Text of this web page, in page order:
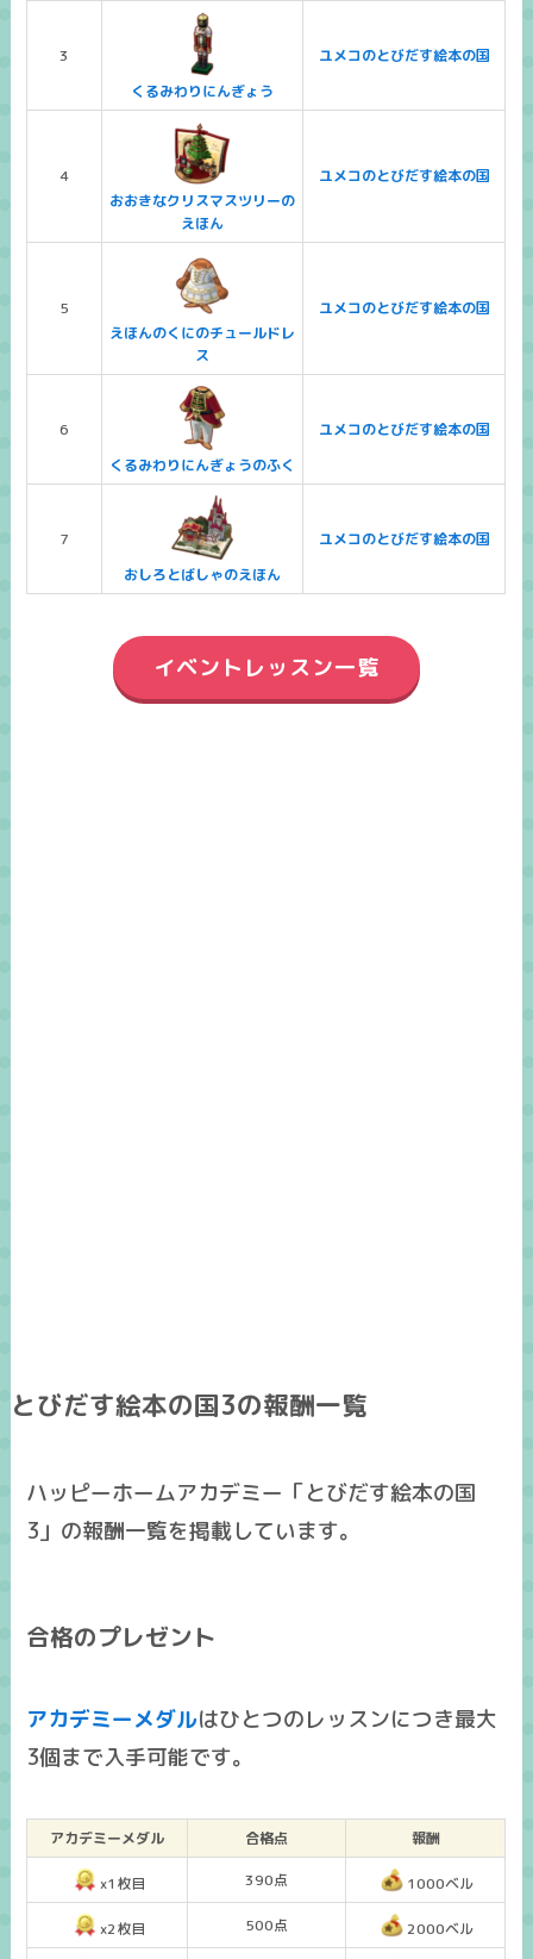
3
くるみわりにんぎょう
ユメコのとびだす絵本の国
4
おおきなクリスマスツリーの
えほん
ユメコのとびだす絵本の国
5
えほんのくにのチュールドレ
ス
ユメコのとびだす絵本の国
6
くるみわりにんぎょうのふく
ユメコのとびだす絵本の国
7
おしろとばしゃのえほん
ユメコのとびだす絵本の国
イベントレッスン一覧
とびだす絵本の国3の報酬一覧
ハッピーホームアカデミー「とびだす絵本の国
3」の報酬一覧を掲載しています。
合格のプレゼント
アカデミーメダルはひとつのレッスンにつき最大
3個まで入手可能です。
アカデミーメダル 合格点 報酬
x1枚目 390点 1000ベル
x2枚目 500点 2000ベル